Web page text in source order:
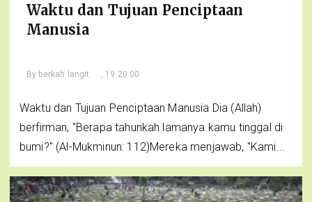
Waktu dan Tujuan Penciptaan
Manusia
By berkah langit , 19.20.00
Waktu dan Tujuan Penciptaan Manusia Dia (Allah)
berfirman, "Berapa tahunkah lamanya kamu tinggal di
bumi?" (Al-Mukminun: 112)Mereka menjawab, "Kami...